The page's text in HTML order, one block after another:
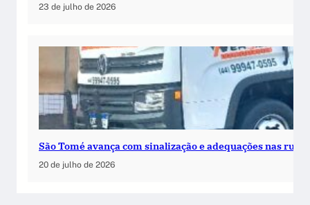
23 de julho de 2026
São Tomé avança com sinalização e adequações nas ruas
20 de julho de 2026